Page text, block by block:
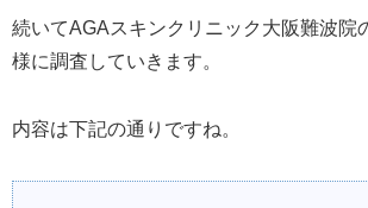
続いてAGAスキンクリニック大阪難波院
様に調査していきます。
内容は下記の通りですね。